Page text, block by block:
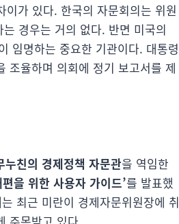
가 있다. 한국의 자문회의는 위원
경우는 거의 없다. 반면 미국의
임명하는 중요한 기관이다. 대통령
조율하며 의회에 정기 보고서를 제
친의 경제정책 자문관을 역임한
을 위한 사용자 가이드’를 발표했
는 최근 미란이 경제자문위원장에 취